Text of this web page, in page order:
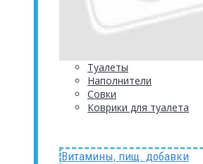
Туалеты
Наполнители
Совки
Коврики для туалета
Витамины, пищ. добавки